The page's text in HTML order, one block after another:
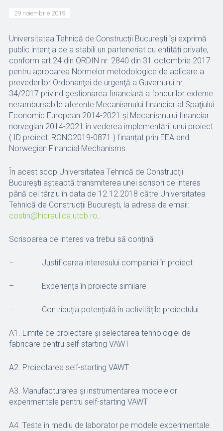
29 noiembrie 2019
Universitatea Tehnică de Construcții București își exprimă
public intenția de a stabili un parteneriat cu entități private,
conform art.24 din ORDIN nr. 2840 din 31 octombrie 2017
pentru aprobarea Normelor metodologice de aplicare a
prevederilor Ordonanţei de urgenţă a Guvernului nr.
34/2017 privind gestionarea financiară a fondurilor externe
nerambursabile aferente Mecanismului financiar al Spaţiului
Economic European 2014-2021 şi Mecanismului financiar
norvegian 2014-2021 în vederea implementării unui proiect
( ID proiect: RONO2019-0871 ) finanțat prin EEA and
Norwegian Financial Mechanisms.
În acest scop Universitatea Tehnică de Construcții
București așteaptă transmiterea unei scrisori de interes
până cel târziu în data de 12.12.2018 către Universitatea
Tehnică de Construcții București, la adresa de email:
costin@hidraulica.utcb.ro.
Scrisoarea de interes va trebui să conțină
– Justificarea interesului companiei în proiect
– Experiența în proiecte similare
– Contribuția potențială în activitățile proiectului:
A1. Limite de proiectare și selectarea tehnologiei de
fabricare pentru self-starting VAWT
A2. Proiectarea self-starting VAWT
A3. Manufacturarea și instrumentarea modelelor
experimentale pentru self-starting VAWT
A4. Teste în mediu de laborator pe modele experimentale